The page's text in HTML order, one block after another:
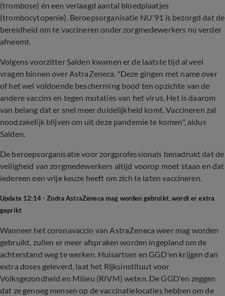
(trombose) én een verlaagd aantal bloedplaatjes
(trombocytopenie). Beroepsorganisatie NU'91 is bezorgd dat de
bereidheid om te vaccineren onder zorgmedewerkers nu verder
afneemt.
Volgens voorzitter Salden kwamen er de laatste tijd al veel
vragen binnen over AstraZeneca. "Deze gingen met name over
of het wel voldoende bescherming bood ten opzichte van de
andere vaccins en tegen mutaties van het virus. Het is daarom
van belang dat er snel meer duidelijkheid komt. Vaccineren zal
noodzakelijk blijven om uit deze pandemie te komen", aldus
Salden.
De beroepsorganisatie voor zorgprofessionals benadrukt dat de
veiligheid van zorgmedewerkers altijd voorop moet staan en dat
iedereen een vrije keuze heeft om zich te laten vaccineren.
Update 12:14 - Zodra AstraZeneca mag worden gebruikt, wordt er extra
geprikt
Wanneer het coronavaccin van AstraZeneca weer mag worden
gebruikt, zullen er meer afspraken worden ingepland om de
achterstand weg te werken. Huisartsen en GGD'en krijgen dan
extra doses geleverd, laat het Rijksinstituut voor
Volksgezondheid en Milieu (RIVM) weten. De GGD'en zeggen
dat ze genoeg mensen op de vaccinatielocaties hebben om de